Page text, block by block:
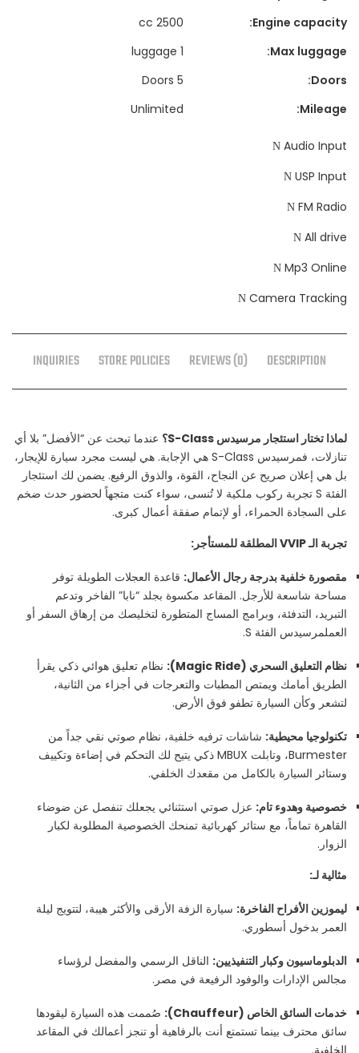
Engine capacity:
2500 cc
Max luggage:
1 luggage
Doors:
5 Doors
Mileage:
Unlimited
Audio Input
USP Input
FM Radio
All drive
Mp3 Online
Camera Tracking
DESCRIPTION
REVIEWS (0)
STORE POLICIES
INQUIRIES
لماذا تختار استئجار مرسيدس S-Class؟
عندما تبحث عن “الأفضل” بلا أي
تنازلات، فمرسيدس S-Class هي الإجابة. هي ليست مجرد سيارة للإيجار،
بل هي إعلان صريح عن النجاح، القوة، والذوق الرفيع. يضمن لك استئجار
الفئة S تجربة ركوب ملكية لا تُنسى، سواء كنت متجهاً لحضور حدث ضخم
على السجادة الحمراء، أو لإتمام صفقة أعمال كبرى.
تجربة الـ VVIP المطلقة للمستأجر:
مقصورة خلفية بدرجة رجال الأعمال: قاعدة العجلات الطويلة توفر
مساحة شاسعة للأرجل. المقاعد مكسوة بجلد “نابا” الفاخر وتدعم
التبريد، التدفئة، وبرامج المساج المتطورة لتخليصك من إرهاق السفر أو
العملمرسيدس الفئة S.
نظام التعليق السحري (Magic Ride):
نظام تعليق هوائي ذكي يقرأ
الطريق أمامك ويمتص المطبات والتعرجات في أجزاء من الثانية،
لتشعر وكأن السيارة تطفو فوق الأرض.
تكنولوجيا محيطية: شاشات ترفيه خلفية، نظام صوتي نقي جداً من
Burmester، وتابلت MBUX ذكي يتيح لك التحكم في إضاءة وتكييف
وستائر السيارة بالكامل من مقعدك الخلفي.
خصوصية وهدوء تام: عزل صوتي استثنائي يجعلك تنفصل عن ضوضاء
القاهرة تماماً، مع ستائر كهربائية تمنحك الخصوصية المطلوبة لكبار
الزوار.
مثالية لـ:
ليموزين الأفراح الفاخرة: سيارة الزفة الأرقى والأكثر هيبة، لتتويج ليلة
العمر بدخول أسطوري.
الدبلوماسيون وكبار التنفيذيين: الناقل الرسمي والمفضل لرؤساء
مجالس الإدارات والوفود الرفيعة في مصر.
خدمات السائق الخاص (Chauffeur):
صُممت هذه السيارة ليقودها
سائق محترف بينما تستمتع أنت بالرفاهية أو تنجز أعمالك في المقاعد
الخلفية.